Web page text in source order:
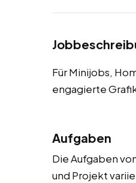
Für Minijobs,
engagierte
Aufgaben
Die Aufgaben
und Projekt